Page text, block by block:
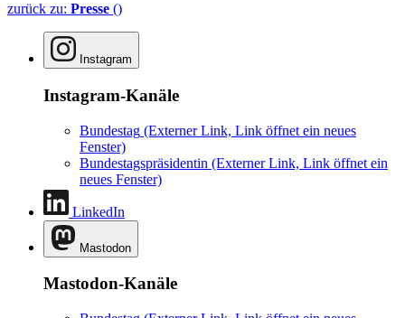
zurück zu: Presse ()
Instagram
Instagram-Kanäle
Bundestag (Externer Link, Link öffnet ein neues
Fenster)
Bundestagspräsidentin (Externer Link, Link öffnet ein
neues Fenster)
LinkedIn
Mastodon
Mastodon-Kanäle